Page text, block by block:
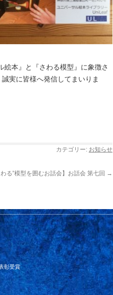
絵本』と『さわる模型』に象徴さ
実に皆様へ発信してまいりま
カテゴリー: お知らせ
わる”模型を囲むお話会】お話会 第七回 →
彰受賞